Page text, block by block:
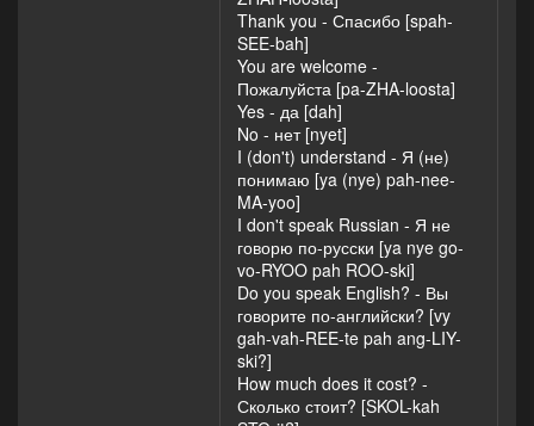
Thank you - Спасибо [spah-
SEE-bah]
You are welcome -
Пожалуйста [pa-ZHA-loosta]
Yes - да [dah]
No - нет [nyet]
I (don't) understand - Я (не)
понимаю [ya (nye) pah-nee-
MA-yoo]
I don't speak Russian - Я не
говорю по-русски [ya nye go-
vo-RYOO pah ROO-ski]
Do you speak English? - Вы
говорите по-английски? [vy
gah-vah-REE-te pah ang-LIY-
ski?]
How much does it cost? -
Сколько стоит? [SKOL-kah